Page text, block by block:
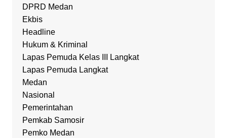
DPRD Medan
Ekbis
Headline
Hukum & Kriminal
Lapas Pemuda Kelas III Langkat
Lapas Pemuda Langkat
Medan
Nasional
Pemerintahan
Pemkab Samosir
Pemko Medan